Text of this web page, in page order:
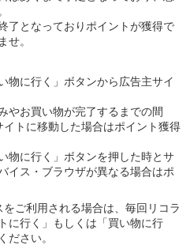
了となっておりポイントが獲得で
。
物に行く」ボタンから広告主サイ
やお買い物が完了するまでの間
トに移動した場合はポイント獲得
物に行く」ボタンを押した時とサ
イス・ブラウザが異なる場合はポ
ご利用される場合は、毎回リコラ
に行く」もしくは「買い物に行
さい。